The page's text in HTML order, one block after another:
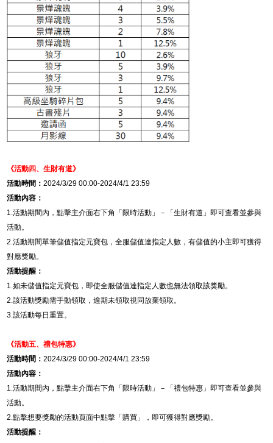
《活動四、生財有道》
活動時間：2024/3/29 00:00-2024/4/1 23:59
活動內容：
1.活動期間內，點擊主介面右下角「限時活動」－「生財有道 」即可查看並參與
活動。
2.活動期間單筆儲值指定元寶包，全服儲值達指定人數，有儲值的小主即可獲得
對應獎勵。
活動提醒：
1.如未儲值指定元寶包，即使全服儲值達指定人數也無法領取該獎勵。
2.該活動獎勵需手動領取，逾期未領取視同放棄領取。
3.該活動每日重置。
《活動五、禮包特惠》
活動時間：2024/3/29 00:00-2024/4/1 23:59
活動內容：
1.活動期間內，點擊主介面右下角「限時活動」－「禮包特惠」即可查看並參與
活動。
2.點擊想要獎勵的活動頁面中點擊「購買」，即可獲得對應獎勵。
活動提醒：